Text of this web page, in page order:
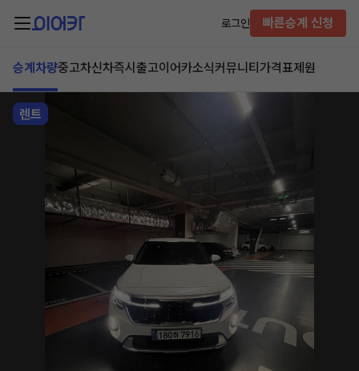
로그인 빠른승계 신청
승계차량중고차신차즉시출고이어카소식커뮤니티 가격표제원
렌트